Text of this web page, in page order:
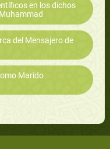
en los dichos
del Mensajero de
Marido